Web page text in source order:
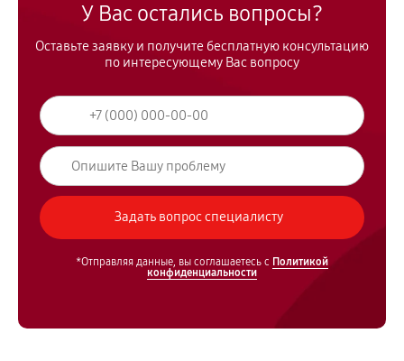
У Вас остались вопросы?
Оставьте заявку и получите бесплатную консультацию
по интересующему Вас вопросу
*Отправляя данные, вы соглашаетесь с Политикой
конфиденциальности